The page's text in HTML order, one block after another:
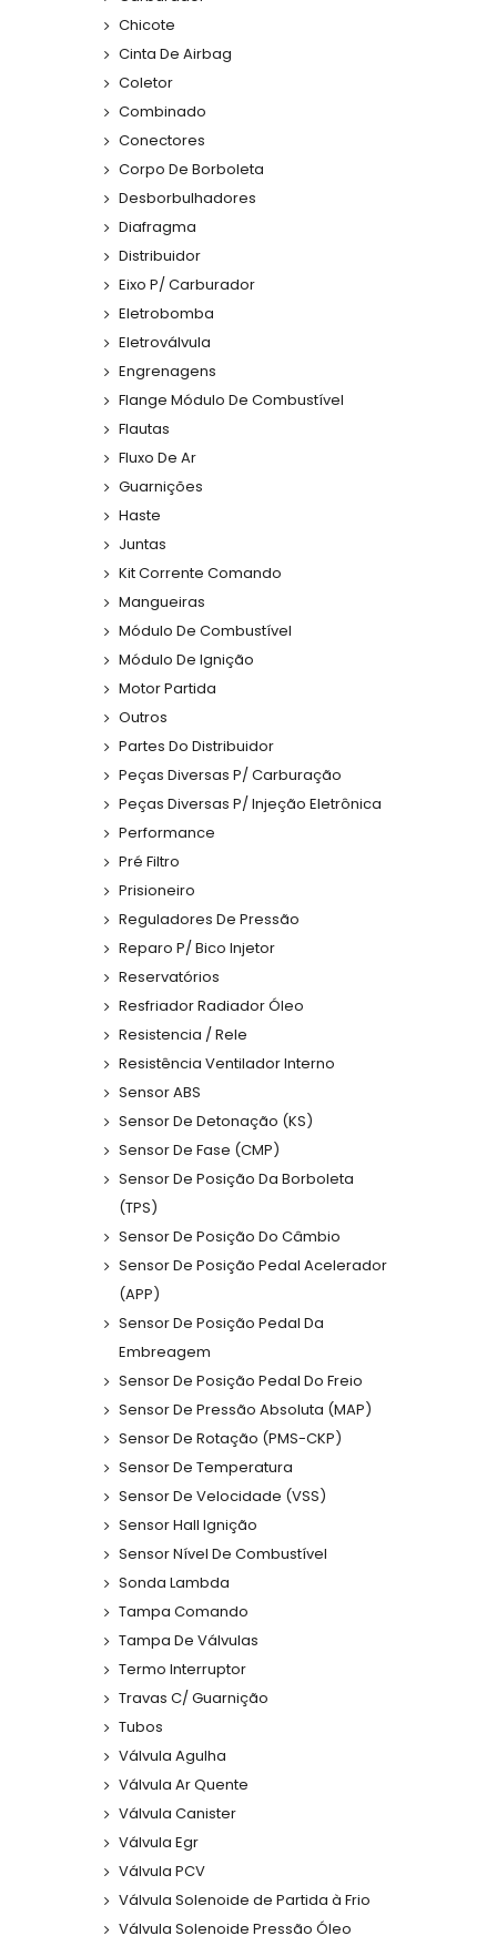
Chicote
Cinta De Airbag
Coletor
Combinado
Conectores
Corpo De Borboleta
Desborbulhadores
Diafragma
Distribuidor
Eixo P/ Carburador
Eletrobomba
Eletroválvula
Engrenagens
Flange Módulo De Combustível
Flautas
Fluxo De Ar
Guarnições
Haste
Juntas
Kit Corrente Comando
Mangueiras
Módulo De Combustível
Módulo De Ignição
Motor Partida
Outros
Partes Do Distribuidor
Peças Diversas P/ Carburação
Peças Diversas P/ Injeção Eletrônica
Performance
Pré Filtro
Prisioneiro
Reguladores De Pressão
Reparo P/ Bico Injetor
Reservatórios
Resfriador Radiador Óleo
Resistencia / Rele
Resistência Ventilador Interno
Sensor ABS
Sensor De Detonação (KS)
Sensor De Fase (CMP)
Sensor De Posição Da Borboleta
(TPS)
Sensor De Posição Do Câmbio
Sensor De Posição Pedal Acelerador
(APP)
Sensor De Posição Pedal Da
Embreagem
Sensor De Posição Pedal Do Freio
Sensor De Pressão Absoluta (MAP)
Sensor De Rotação (PMS-CKP)
Sensor De Temperatura
Sensor De Velocidade (VSS)
Sensor Hall Ignição
Sensor Nível De Combustível
Sonda Lambda
Tampa Comando
Tampa De Válvulas
Termo Interruptor
Travas C/ Guarnição
Tubos
Válvula Agulha
Válvula Ar Quente
Válvula Canister
Válvula Egr
Válvula PCV
Válvula Solenoide de Partida à Frio
Válvula Solenoide Pressão Óleo